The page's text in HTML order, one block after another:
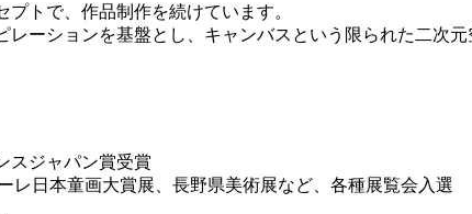
プトで、作品制作を続けています。
レーションを基盤とし、キャンバスという限られた二次
スジャパン賞受賞
レ日本童画大賞展、長野県美術展など、各種展覧会入選